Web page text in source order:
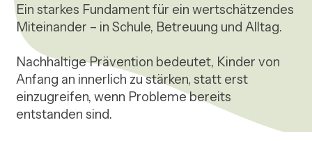
Ein starkes Fundament für ein wertschätzendes
Miteinander – in Schule, Betreuung und Alltag.
Nachhaltige Prävention bedeutet, Kinder von
Anfang an innerlich zu stärken, statt erst
einzugreifen, wenn Probleme bereits
entstanden sind.